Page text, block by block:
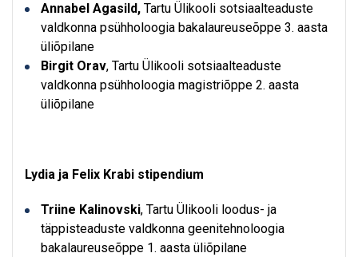
Annabel Agasild, Tartu Ülikooli sotsiaalteaduste
valdkonna psühholoogia bakalaureuseõppe 3. aasta
üliõpilane
Birgit Orav, Tartu Ülikooli sotsiaalteaduste
valdkonna psühholoogia magistriõppe 2. aasta
üliõpilane
Lydia ja Felix Krabi stipendium
Triine Kalinovski, Tartu Ülikooli loodus- ja
täppisteaduste valdkonna geenitehnoloogia
bakalaureuseõppe 1. aasta üliõpilane